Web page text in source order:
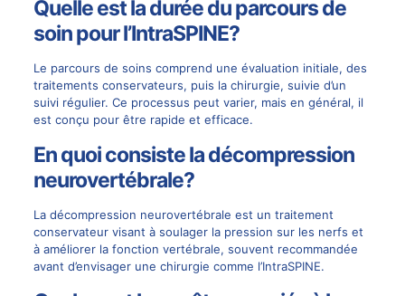
Quelle est la durée du parcours de
soin pour l’IntraSPINE?
Le parcours de soins comprend une évaluation initiale, des
traitements conservateurs, puis la chirurgie, suivie d’un
suivi régulier. Ce processus peut varier, mais en général, il
est conçu pour être rapide et efficace.
En quoi consiste la décompression
neurovertébrale?
La décompression neurovertébrale est un traitement
conservateur visant à soulager la pression sur les nerfs et
à améliorer la fonction vertébrale, souvent recommandée
avant d’envisager une chirurgie comme l’IntraSPINE.